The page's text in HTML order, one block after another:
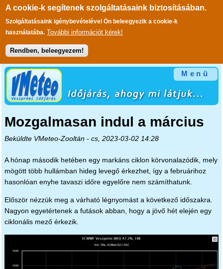
A cookie-k segítenek szolgáltatásaink biztosításában.
Szolgáltatásaink igénybevételével Ön beleegyezik a cookie-k
használatába. További információt kérek!
Rendben, beleegyezem!
Ugrás a tartalomra
Menü
Mozgalmasan indul a március
Beküldte VMeteo-Zooltán- cs, 2023-03-02 14:28
A hónap második hetében egy markáns ciklon körvonalazódik, mely
mögött több hullámban hideg levegő érkezhet, így a februárihoz
hasonlóan enyhe tavaszi időre egyelőre nem számíthatunk.
Először nézzük meg a várható légnyomást a következő időszakra.
Nagyon egyetértenek a futások abban, hogy a jövő hét elején egy
ciklonális mező érkezik.